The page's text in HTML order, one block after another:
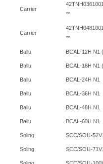
Carrier
**
Carrier
**
Ballu BCAL-12H N1
Ballu BCAL-18H N1
Ballu BCAL-24H N1
Ballu BCAL-36H N1
Ballu BCAL-48H N1
Ballu BCAL-60H N1
Soling SCC/SOU-
Soling SCC/SOU-